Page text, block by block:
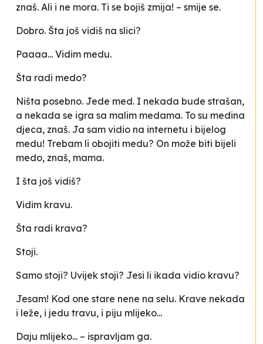
znaš. Ali i ne mora. Ti se bojiš zmija! – smije se.
Dobro. Šta još vidiš na slici?
Paaaa... Vidim medu.
Šta radi medo?
Ništa posebno. Jede med. I nekada bude strašan,
a nekada se igra sa malim medama. To su medina
djeca, znaš. Ja sam vidio na internetu i bijelog
medu! Trebam li obojiti medu? On može biti bijeli
medo, znaš, mama.
I šta još vidiš?
Vidim kravu.
Šta radi krava?
Stoji.
Samo stoji? Uvijek stoji? Jesi li ikada vidio kravu?
Jesam! Kod one stare nene na selu. Krave nekada
i leže, i jedu travu, i piju mlijeko...
Daju mlijeko... – ispravljam ga.